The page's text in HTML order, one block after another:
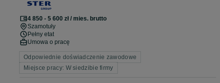
4 850 - 5 600 zł / mies. brutto
Szamotuły
Pełny etat
Umowa o pracę
Odpowiednie doświadczenie zawodowe
Miejsce pracy: W siedzibie firmy